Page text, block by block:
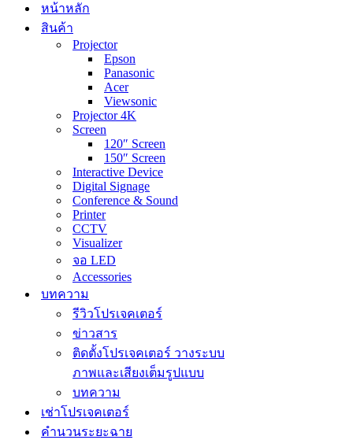
หน้าหลัก
สินค้า
Projector
Epson
Panasonic
Acer
Viewsonic
Projector 4K
Screen
120″ Screen
150″ Screen
Interactive Device
Digital Signage
Conference & Sound
Printer
CCTV
Visualizer
จอ LED
Accessories
บทความ
รีวิวโปรเจคเตอร์
ข่าวสาร
ติดตั้งโปรเจคเตอร์ วางระบบ
ภาพและเสียงเต็มรูปแบบ
บทความ
เช่าโปรเจคเตอร์
คำนวนระยะฉาย